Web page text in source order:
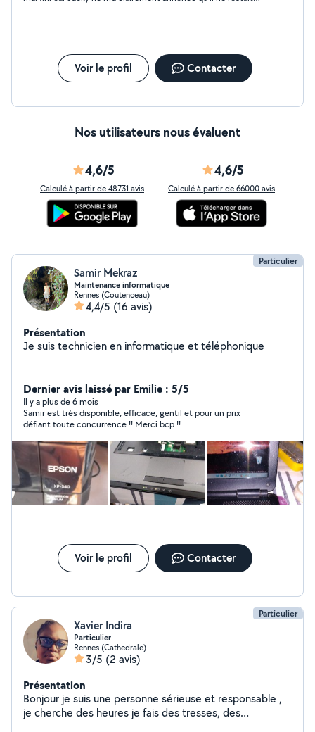
Voir le profil Contacter
Nos utilisateurs nous évaluent
4,6/5
Calculé à partir de 48731 avis
4,6/5
Calculé à partir de 66000 avis
Particulier
Samir Mekraz
Maintenance informatique
Rennes (Coutenceau)
4,4/5 (16 avis)
Présentation
Je suis technicien en informatique et téléphonique
Dernier avis laissé par Emilie : 5/5
Il y a plus de 6 mois
Samir est très disponible, efficace, gentil et pour un prix
défiant toute concurrence !! Merci bcp !!
Voir le profil Contacter
Particulier
Xavier Indira
Particulier
Rennes (Cathedrale)
3/5 (2 avis)
Présentation
Bonjour je suis une personne sérieuse et responsable ,
je cherche des heures je fais des tresses, des